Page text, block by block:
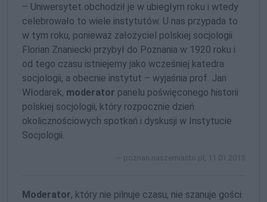
– Uniwersytet obchodził je w ubiegłym roku i wtedy
celebrowało to wiele instytutów. U nas przypada to
w tym roku, ponieważ założyciel polskiej socjologii
Florian Znaniecki przybył do Poznania w 1920 roku i
od tego czasu istniejemy jako wcześniej katedra
socjologii, a obecnie instytut – wyjaśnia prof. Jan
Włodarek, moderator panelu poświęconego historii
polskiej socjologii, który rozpocznie dzień
okolicznościowych spotkań i dyskusji w Instytucie
Socjologii.
poznan.naszemiasto.pl, 11.01.2015
Moderator, który nie pilnuje czasu, nie szanuje gości.